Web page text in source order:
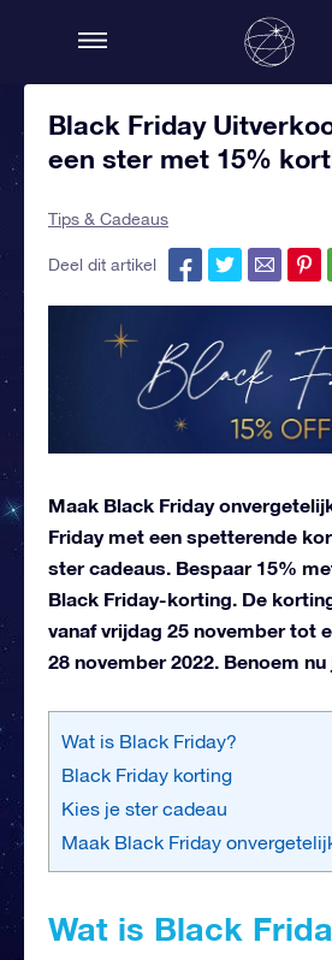
Black Friday
een ster met 15%
Tips & Cadeaus
Deel dit artikel
Maak Black Friday
Friday met een spetterende
ster cadeaus. Bespaar 15%
Black Friday-korting. De
vanaf vrijdag 25 november tot
28 november 2022. Benoem nu
Wat is Black Friday?
Black Friday korting
Kies je ster cadeau
Maak Black Friday
Wat is Black